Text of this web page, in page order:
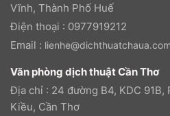
Vĩnh, Thành Phố Huế
Điện thoại : 0977919212
Email : lienhe@dichthuatchaua.com
Văn phòng dịch thuật Cần Thơ
Địa chỉ : 24 đường B4, KDC 91B,
Kiều, Cần Thơ